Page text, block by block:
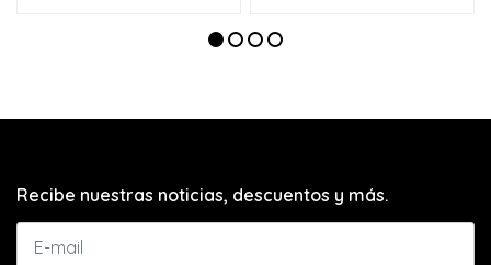
Recibe nuestras noticias, descuentos y más.